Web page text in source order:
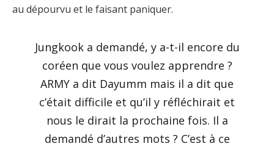
au dépourvu et le faisant paniquer.
Jungkook a demandé, y a-t-il encore du
coréen que vous voulez apprendre ?
ARMY a dit Dayumm mais il a dit que
c’était difficile et qu’il y réfléchirait et
nous le dirait la prochaine fois. Il a
demandé d’autres mots ? C’est à ce